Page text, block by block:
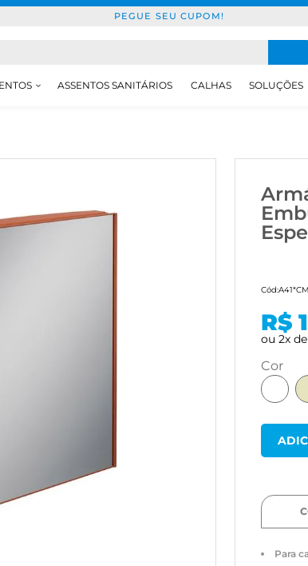
PEGUE SEU CUPOM!
ASSENTOS SANITÁRIOS CALHAS SOLUÇÕES
Cód:
R$
ou2x de
cor
Para